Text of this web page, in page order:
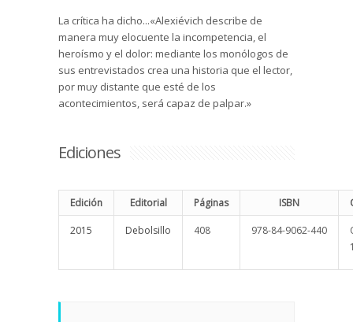
La crítica ha dicho...«Alexiévich describe de
manera muy elocuente la incompetencia, el
heroísmo y el dolor: mediante los monólogos de
sus entrevistados crea una historia que el lector,
por muy distante que esté de los
acontecimientos, será capaz de palpar.»
Ediciones
Edición Editorial Páginas ISBN
2015 Debolsillo 408 978-84-9062-440